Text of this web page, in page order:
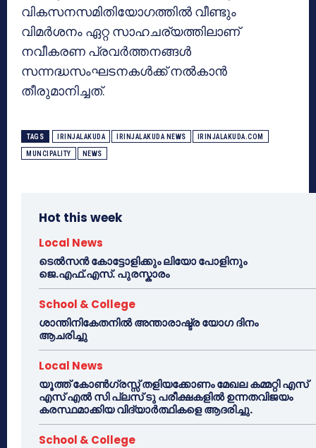
വികസനസമിതിയോഗത്തില്‍ വീണ്ടും
വിമര്‍ശനം ഏറ്റ സാഹചര്യത്തിലാണ്
നവീകരണ പ്രവര്‍ത്തനങ്ങള്‍
സന്നദ്ധസംഘടനകള്‍ക്ക് നല്‍കാന്‍
തീരുമാനിച്ചത്.
TAGS IRINJALAKUDA IRINJALAKUDA NEWS IRINJALAKUDA.COM
MUNCIPALITY NEWS
Hot this week
Local News
ടെൽസൻ കോട്ടോളിക്കും ലിയോ പോളിനും
ജെ.എഫ്.എസ്. പുരസ്കാരം
School & College
ശാന്തിനികേതനിൽ അന്താരാഷ്ട്ര യോഗ ദിനം
ആചരിച്ചു
Local News
യൂത്ത് കോൺഗ്രസ്സ് തളിയക്കോണം മേഖല കമ്മറ്റി എസ്
എസ് എൽ സി പ്ലസ് ടു പരീക്ഷകളിൽ ഉന്നതവിജയം
കരസ്ഥമാക്കിയ വിദ്യാർത്ഥികളെ ആദരിച്ചു.
School & College